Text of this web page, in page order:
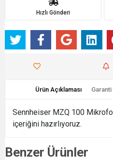
Hızlı Gönderi
Ürün Açıklaması
Sennheiser MZQ 100
içeriğini hazırlıyoruz.
Benzer Ürünler